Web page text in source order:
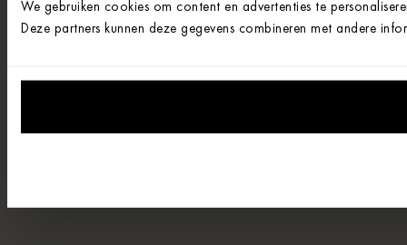
We gebruiken cookies om content en advertenties te
Deze partners kunnen deze gegevens combineren met andere